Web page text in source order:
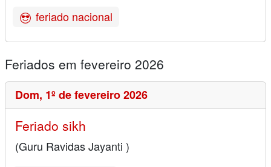
feriado nacional
Feriados em fevereiro 2026
Dom, 1º de fevereiro 2026
Feriado sikh
(Guru Ravidas Jayanti )